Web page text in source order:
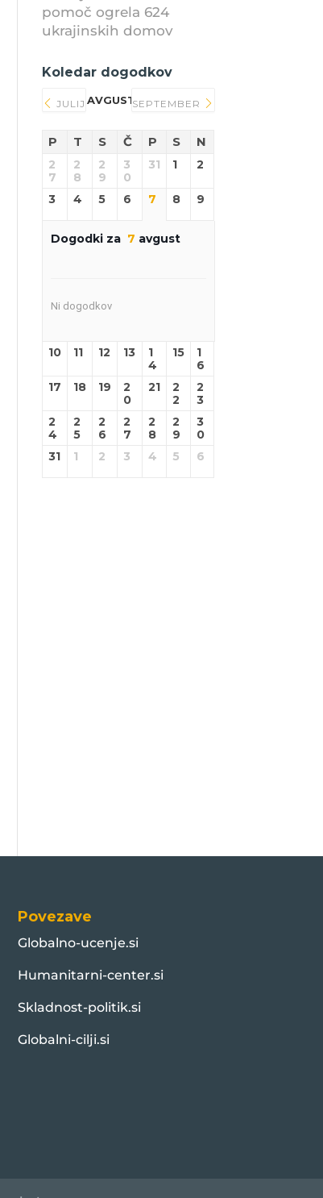
pomoč ogrela 624
ukrajinskih domov
Koledar dogodkov
JULIJ AVGUST 2026
SEPTEMBER
P T S Č P S N
2
7
2
8
2
9
3
0
31 1 2
3 4 5 6 7 8 9
Dogodki za 7 avgust
Ni dogodkov
10 11 12 13
1
4
15
1
6
17
18 19
2
0
21
2
2
2
3
2
4
2
5
2
6
2
7
2
8
2
9
3
0
31
1 2 3 4 5 6
Povezave
Globalno-ucenje.si
Humanitarni-center.si
Skladnost-politik.si
Globalni-cilji.si